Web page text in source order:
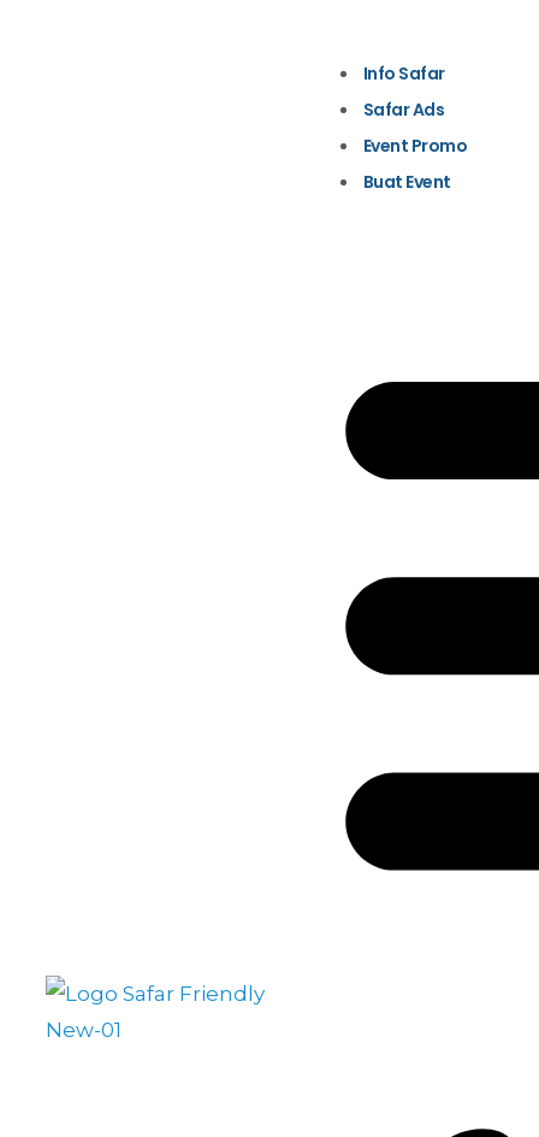
Info Safar
Safar Ads
Event Promo
Buat Event